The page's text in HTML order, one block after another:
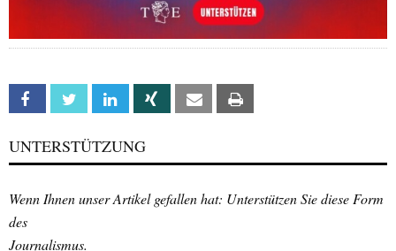
Facebook Twitter Linkedin Xing Email
UNTERSTÜTZUNG
Wenn Ihnen unser Artikel gefallen hat: Unterstützen Sie diese Form
des
Journalismus.